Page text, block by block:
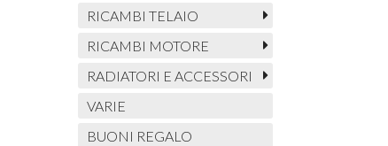
RICAMBI TELAIO
RICAMBI MOTORE
RADIATORI E ACCESSORI
VARIE
BUONI REGALO